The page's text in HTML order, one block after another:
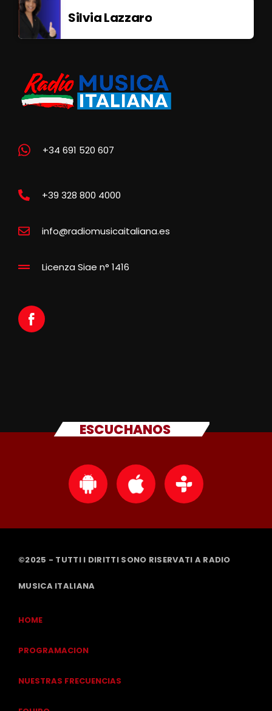
Silvia Lazzaro
+34 691 520 607
+39 328 800 4000
info@radiomusicaitaliana.es
Licenza Siae n° 1416
ESCUCHANOS
©2025 - TUTTI I DIRITTI SONO RISERVATI A RADIO
MUSICA ITALIANA
HOME
PROGRAMACION
NUESTRAS FRECUENCIAS